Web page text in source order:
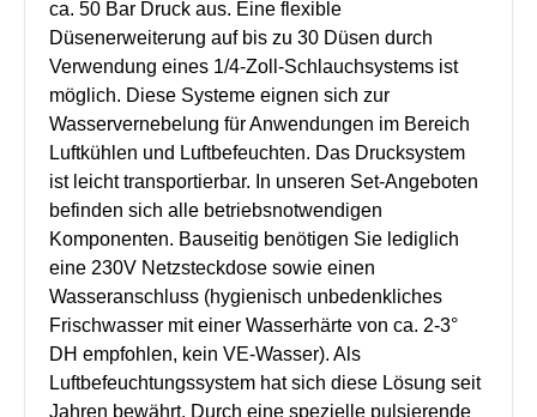
ca. 50 Bar Druck aus. Eine flexible
Düsenerweiterung auf bis zu 30 Düsen durch
Verwendung eines 1/4-Zoll-Schlauchsystems ist
möglich. Diese Systeme eignen sich zur
Wasservernebelung für Anwendungen im Bereich
Luftkühlen und Luftbefeuchten. Das Drucksystem
ist leicht transportierbar. In unseren Set-Angeboten
befinden sich alle betriebsnotwendigen
Komponenten. Bauseitig benötigen Sie lediglich
eine 230V Netzsteckdose sowie einen
Wasseranschluss (hygienisch unbedenkliches
Frischwasser mit einer Wasserhärte von ca. 2-3°
DH empfohlen, kein VE-Wasser). Als
Luftbefeuchtungssystem hat sich diese Lösung seit
Jahren bewährt. Durch eine spezielle pulsierende